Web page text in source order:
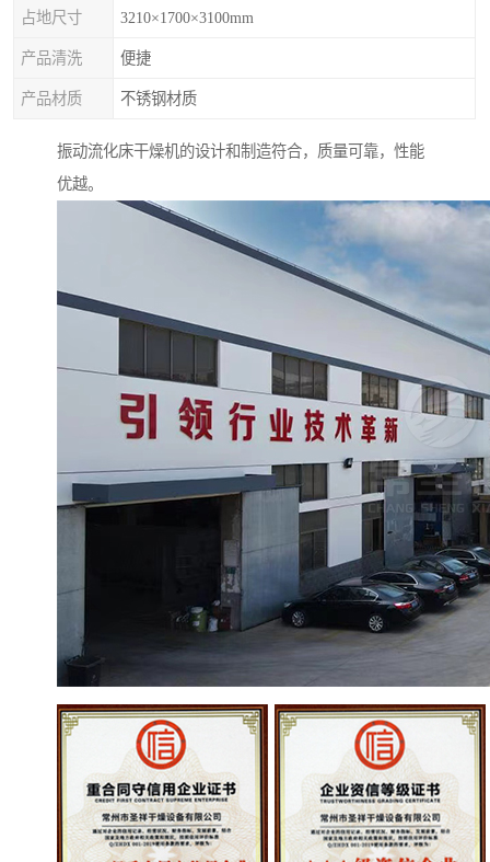
占地尺寸 3210×1700×3100mm
产品清洗 便捷
产品材质 不锈钢材质
振动流化床干燥机的设计和制造符合，质量可靠，性能
优越。